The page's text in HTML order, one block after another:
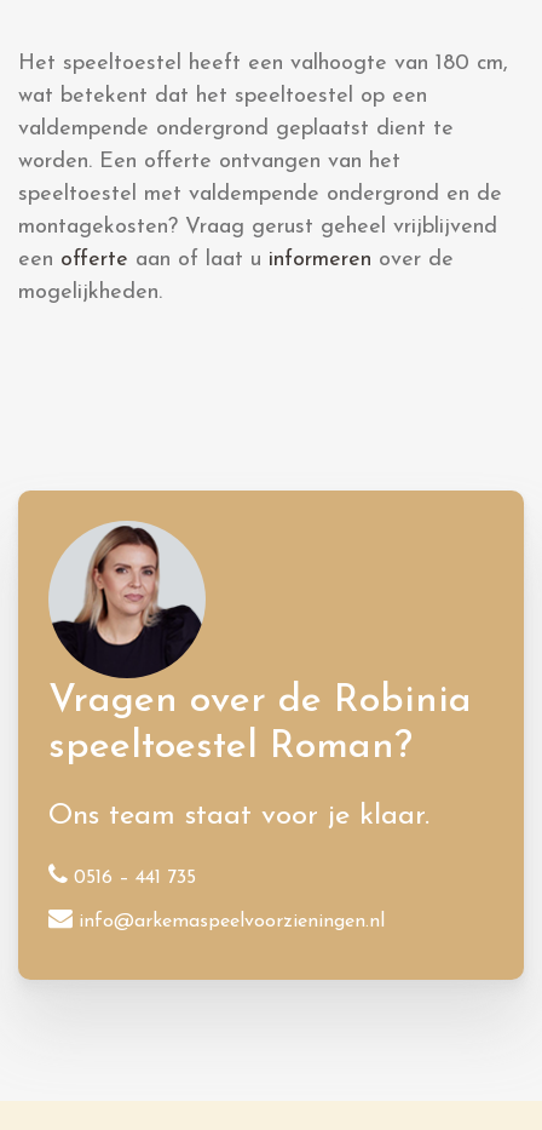
Het speeltoestel heeft een valhoogte van 180 cm,
wat betekent dat het speeltoestel op een
valdempende ondergrond geplaatst dient te
worden. Een offerte ontvangen van het
speeltoestel met valdempende ondergrond en de
montagekosten? Vraag gerust geheel vrijblijvend
een offerte aan of laat u informeren over de
mogelijkheden.
Vragen over de Robinia
speeltoestel Roman?
Ons team staat voor je klaar.
0516 – 441 735
info@arkemaspeelvoorzieningen.nl